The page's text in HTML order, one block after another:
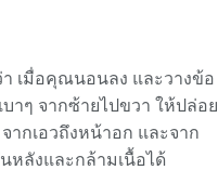
า เมื่อคุณนอนลง และวางข้อ
าๆ จากซ้ายไปขวา ให้ปล่อย
ากเอวถึงหน้าอก และจาก
หลังและกล้ามเนื้อได้